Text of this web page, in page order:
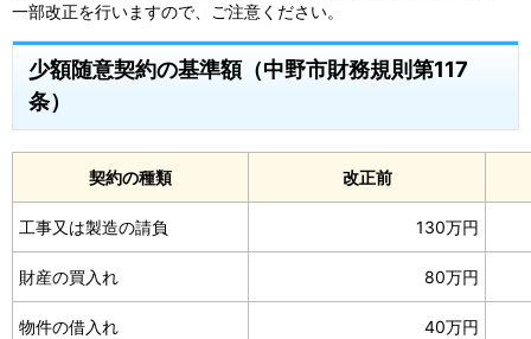
一部改正を行いますので、ご注意ください。
少額随意契約の基準額（中野市財務規則第117
条）
契約の種類 改正前
工事又は製造の請負 130万円
財産の買入れ 80万円
物件の借入れ 40万円